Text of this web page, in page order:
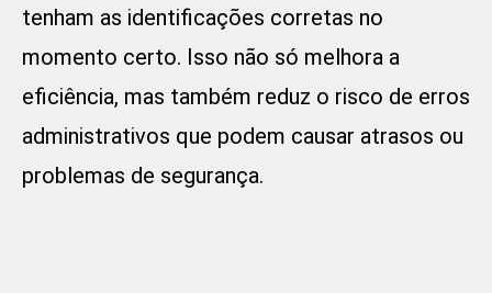
tenham as identificações corretas no
momento certo. Isso não só melhora a
eficiência, mas também reduz o risco de erros
administrativos que podem causar atrasos ou
problemas de segurança.